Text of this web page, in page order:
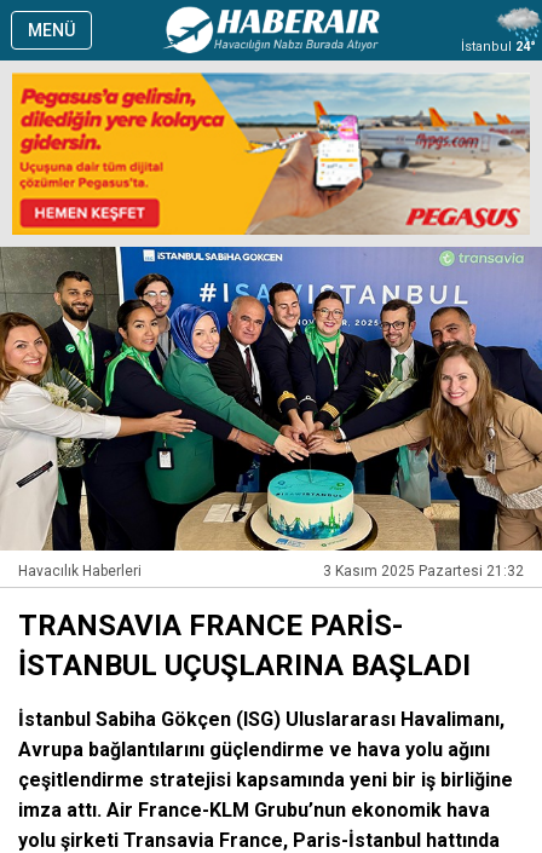
MENÜ
İstanbul 24°
Havacılık Haberleri 3 Kasım 2025 Pazartesi 21:32
TRANSAVIA FRANCE PARİS-
İSTANBUL UÇUŞLARINA BAŞLADI
İstanbul Sabiha Gökçen (ISG) Uluslararası Havalimanı,
Avrupa bağlantılarını güçlendirme ve hava yolu ağını
çeşitlendirme stratejisi kapsamında yeni bir iş birliğine
imza attı. Air France-KLM Grubu’nun ekonomik hava
yolu şirketi Transavia France, Paris-İstanbul hattında